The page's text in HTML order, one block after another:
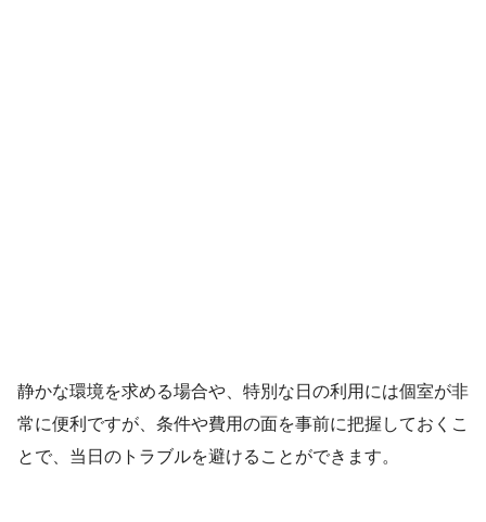
静かな環境を求める場合や、特別な日の利用には個室が非
常に便利ですが、条件や費用の面を事前に把握しておくこ
とで、当日のトラブルを避けることができます。